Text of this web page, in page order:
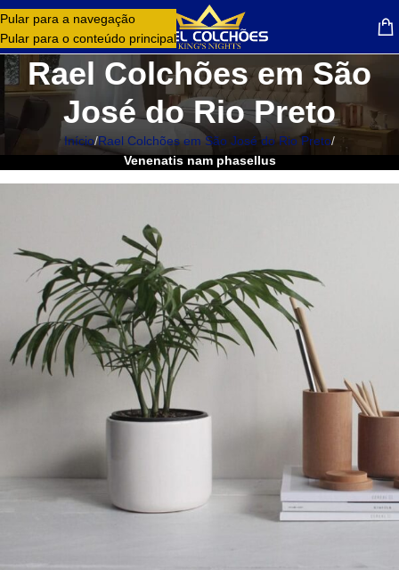
Pular para a navegação
Pular para o conteúdo principal
MENU
Rael Colchões em São
José do Rio Preto
Início/Rael Colchões em São José do Rio Preto/
Venenatis nam phasellus